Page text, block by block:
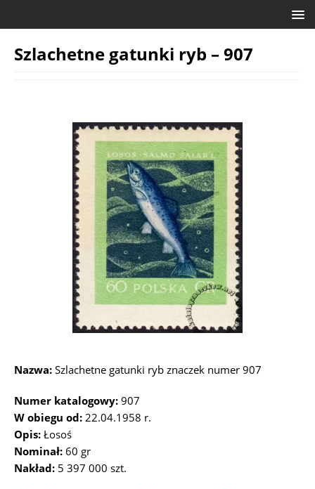
Szlachetne gatunki ryb – 907
Nazwa: Szlachetne gatunki ryb znaczek numer 907
Numer katalogowy: 907
W obiegu od: 22.04.1958 r.
Opis: Łosoś
Nominał: 60 gr
Nakład: 5 397 000 szt.